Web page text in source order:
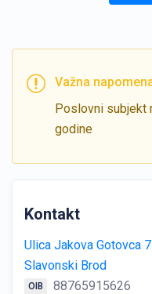
Važna
Poslovni subjekt
godine
Kontakt
Ulica Jakova Gotovca 7
Slavonski Brod
OIB 88765915626